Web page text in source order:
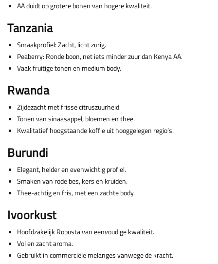
AA duidt op grotere bonen van hogere kwaliteit.
Tanzania
Smaakprofiel: Zacht, licht zurig.
Peaberry: Ronde boon, net iets minder zuur dan Kenya AA.
Vaak fruitige tonen en medium body.
Rwanda
Zijdezacht met frisse citruszuurheid.
Tonen van sinaasappel, bloemen en thee.
Kwalitatief hoogstaande koffie uit hooggelegen regio’s.
Burundi
Elegant, helder en evenwichtig profiel.
Smaken van rode bes, kers en kruiden.
Thee-achtig en fris, met een zachte body.
Ivoorkust
Hoofdzakelijk Robusta van eenvoudige kwaliteit.
Vol en zacht aroma.
Gebruikt in commerciële melanges vanwege de kracht.